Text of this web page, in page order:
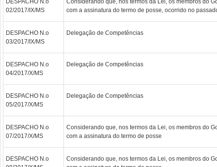
DESPACHO N.o
02/2017/IX/MS
Considerando que, nos termos da Lei, os membros do
com a assinatura do termo de posse, ocorrido no
DESPACHO N.o
03/2017/IX/MS
Delegação de Competências
DESPACHO N.o
04/2017/X/MS
Delegação de Competências
DESPACHO N.o
05/2017/X/MS
Delegação de Competências
DESPACHO N.o
07/2017/X/MS
Considerando que, nos termos da Lei, os membros do
com a assinatura do termo de posse
DESPACHO N.o
Considerando que, nos termos da Lei, os membros do